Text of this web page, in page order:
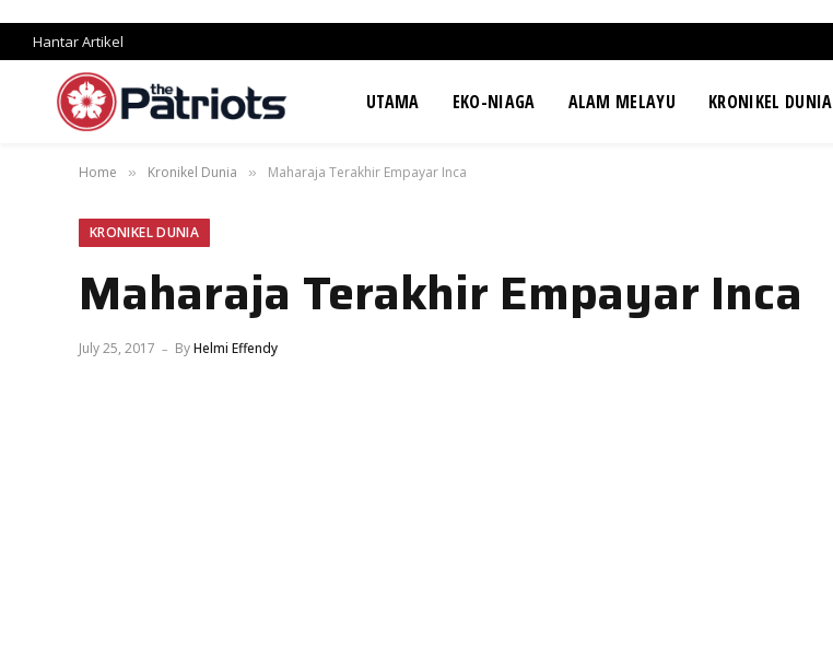
Hantar Artikel
UTAMA EKO-NIAGA ALAM MELAYU KRONIKEL DUNIA
Home » Kronikel Dunia » Maharaja Terakhir Empayar Inca
KRONIKEL DUNIA
Maharaja Terakhir Empayar Inca
July 25, 2017 ByHelmi Effendy